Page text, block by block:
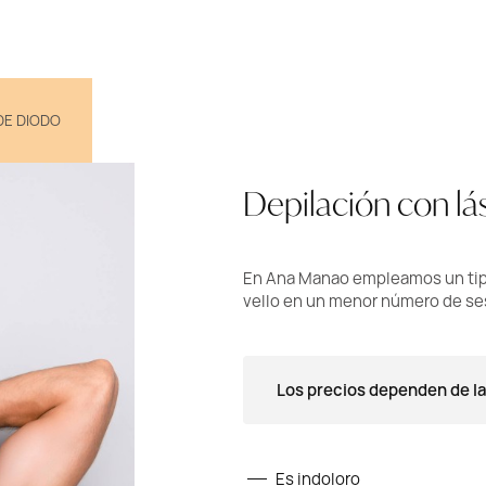
DIODO
Depilación con
En Ana Manao empleamos un
vello en un menor número de
Los precios dependen de
Es indoloro